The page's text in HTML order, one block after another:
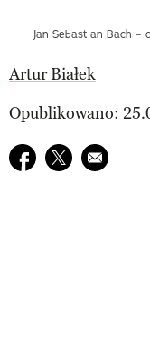
Jan Sebastian Bach –
Artur Białek
Opublikowano:
Udostępnij na
Udostępnij na
E-mail do